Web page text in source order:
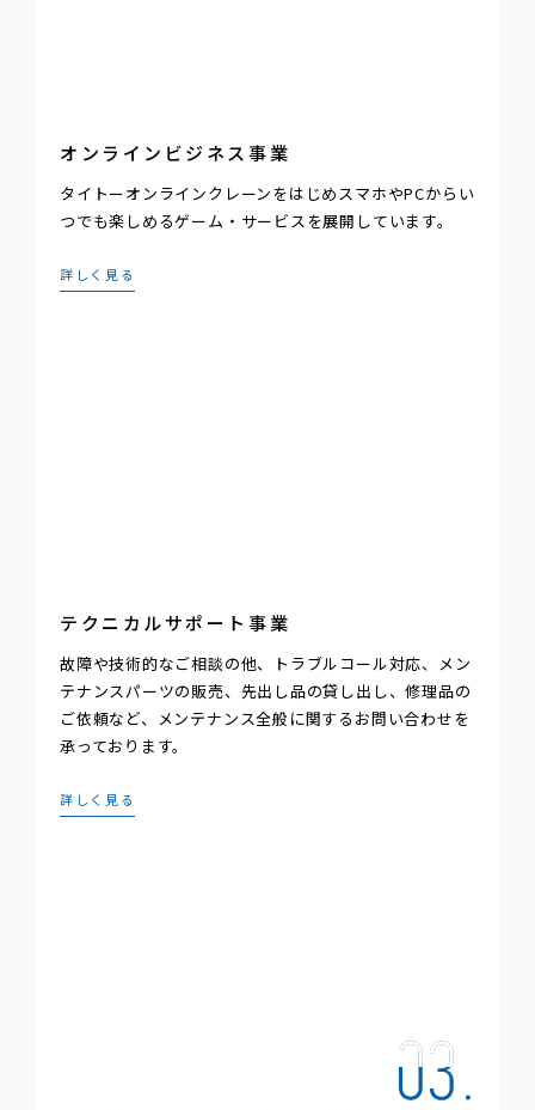
オンラインビジネス事業
タイトーオンラインクレーンをはじめスマホやPCからい
つでも楽しめるゲーム・サービスを展開しています。
詳しく見る
テクニカルサポート事業
故障や技術的なご相談の他、トラブルコール対応、メン
テナンスパーツの販売、先出し品の貸し出し、修理品の
ご依頼など、メンテナンス全般に関するお問い合わせを
承っております。
詳しく見る